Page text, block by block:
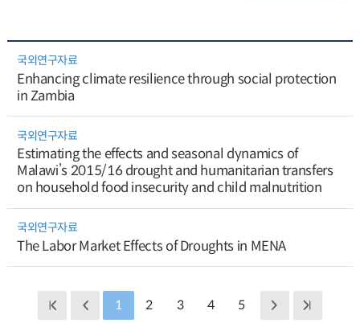
국외연구자료
Enhancing climate resilience through social protection
in Zambia
국외연구자료
Estimating the effects and seasonal dynamics of
Malawi’s 2015/16 drought and humanitarian transfers
on household food insecurity and child malnutrition
국외연구자료
The Labor Market Effects of Droughts in MENA
1 2 3 4 5